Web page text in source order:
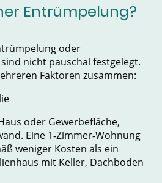
Entrümpelung?
oder
nicht pauschal festgelegt.
Faktoren zusammen:
oder Gewerbefläche,
Eine 1‑Zimmer‑Wohnung
weniger Kosten als ein
mit Keller, Dachboden